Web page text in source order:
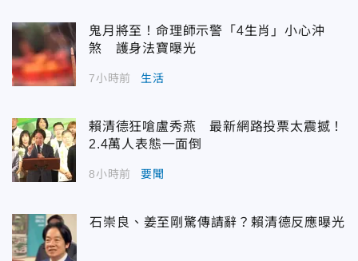
鬼月將至！命理師示警「4生肖」小心沖
煞 護身法寶曝光
7小時前 生活
賴清德狂嗆盧秀燕 最新網路投票太震撼！
2.4萬人表態一面倒
8小時前 要聞
石崇良、姜至剛驚傳請辭？賴清德反應曝光